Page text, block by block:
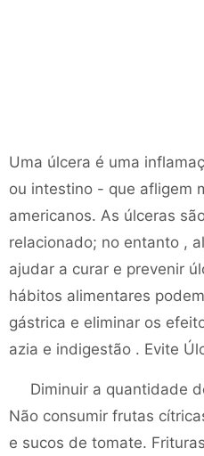
Uma úlcera é uma
ou intestino - que afligem
americanos. As úlceras
relacionado; no entanto ,
ajudar a curar e prevenir
hábitos alimentares
gástrica e eliminar os
azia e indigestão . Evite
Diminuir a quantidade
Não consumir frutas
e sucos de tomate.